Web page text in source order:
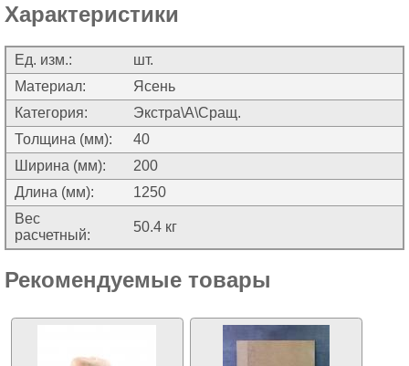
Характеристики
Ед. изм.:
шт.
Материал:
Ясень
Категория:
Экстра\А\Сращ.
Толщина (мм):
40
Ширина (мм):
200
Длина (мм):
1250
Вес
расчетный:
50.4 кг
Рекомендуемые товары